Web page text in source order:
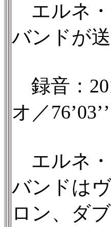
エルネ・
バンドが
録音：
オ／76’03’’
エルネ・
バンドは
ロン、ダ